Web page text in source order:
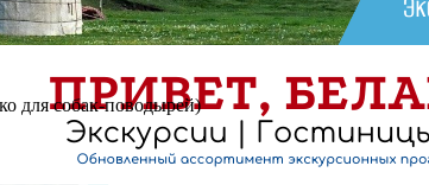
для собак-поводырей)